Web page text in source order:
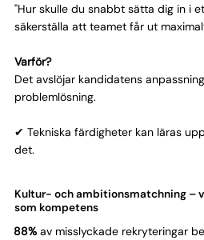
"Hur skulle du snabbt sätta dig in i
säkerställa att teamet får ut
Varför?
Det avslöjar kandidatens
problemlösning.
✔ Tekniska färdigheter kan läras
det.
Kultur- och ambitionsmatchning –
som kompetens
88% av misslyckade rekryteringar